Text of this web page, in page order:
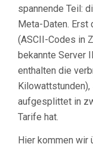
spannende Teil:
Meta-Daten.
(ASCII-Codes in
bekannte Server
enthalten die
aufgesplittet in
Tarife hat.
Hier kommen wir